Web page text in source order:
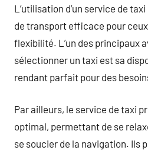
L’utilisation d’un service de
de transport efficace pour
flexibilité. L’un des principaux
sélectionner un taxi est sa
rendant parfait pour des
Par ailleurs, le service de taxi
optimal, permettant de se
se soucier de la navigation. Ils